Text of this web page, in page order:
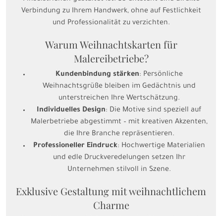
Verbindung zu Ihrem Handwerk, ohne auf Festlichkeit
und Professionalität zu verzichten.
Warum Weihnachtskarten für
Malereibetriebe?
Kundenbindung stärken: Persönliche
Weihnachtsgrüße bleiben im Gedächtnis und
unterstreichen Ihre Wertschätzung.
Individuelles Design: Die Motive sind speziell auf
Malerbetriebe abgestimmt – mit kreativen Akzenten,
die Ihre Branche repräsentieren.
Professioneller Eindruck: Hochwertige Materialien
und edle Druckveredelungen setzen Ihr
Unternehmen stilvoll in Szene.
Exklusive Gestaltung mit weihnachtlichem
Charme